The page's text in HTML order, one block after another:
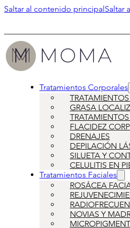
Saltar al contenido principalSaltar
Tratamientos Corporales
GRASA
FLACIDEZ
DRENAJES
DEPILACIÓN
SILUETA Y
CELULITIS EN
Tratamientos Faciales
ROSÁCEA
NOVIAS Y